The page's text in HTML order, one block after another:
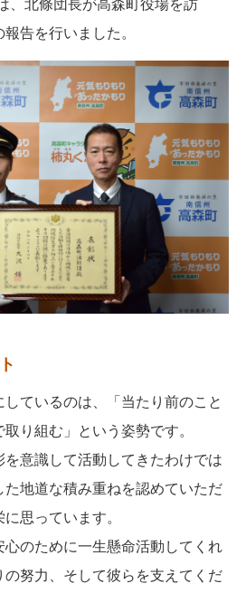
告を行いました。
ているのは、「当たり前のこと
り組む」という姿勢です。
意識して活動してきたわけでは
地道な積み重ねを認めていただ
思っています。
心のために一生懸命活動してくれ
努力、そして彼らを支えてくだ